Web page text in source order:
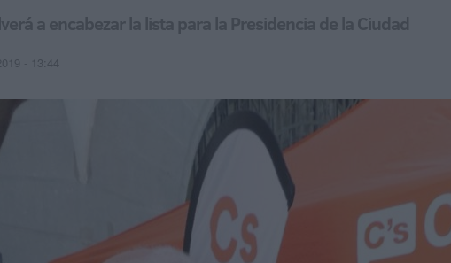
a encabezar la lista para la Presidencia de la Ciudad
- 13:44